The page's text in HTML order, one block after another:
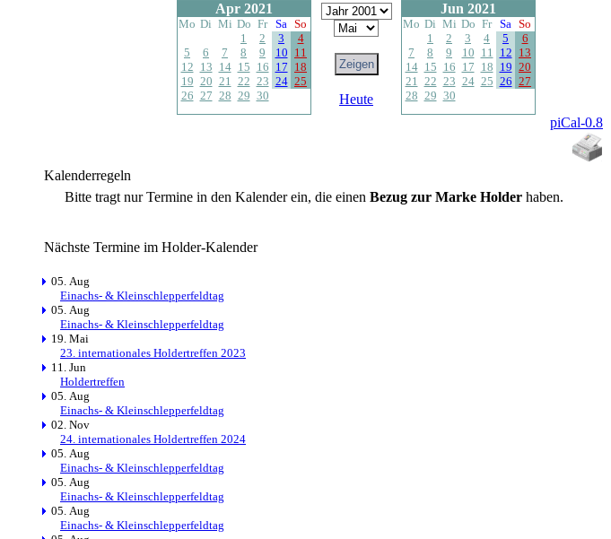
Apr 2021
Mo Di Mi Do Fr Sa So
1
2 3
4
5
6 7 8 9 10 11
12 13 14 15 16 17 18
19 20 21 22 23 24 25
26 27 28 29 30 Heute
Jun 2021
Mo Di Mi Do Fr Sa So
1
2 3 4 5
6
7
8 9 10 11 12 13
14 15 16 17 18 19 20
21 22 23 24 25 26 27
28 29 30
piCal-0.8
Kalenderregeln
Bitte tragt nur Termine in den Kalender ein, die einen Bezug zur Marke Holderhaben.
Nächste Termine im Holder-Kalender
05. Aug
Einachs- & Kleinschlepperfeldtag
05. Aug
Einachs- & Kleinschlepperfeldtag
19. Mai
23. internationales Holdertreffen 2023
11. Jun
Holdertreffen
05. Aug
Einachs- & Kleinschlepperfeldtag
02. Nov
24. internationales Holdertreffen 2024
05. Aug
Einachs- & Kleinschlepperfeldtag
05. Aug
Einachs- & Kleinschlepperfeldtag
05. Aug
Einachs- & Kleinschlepperfeldtag